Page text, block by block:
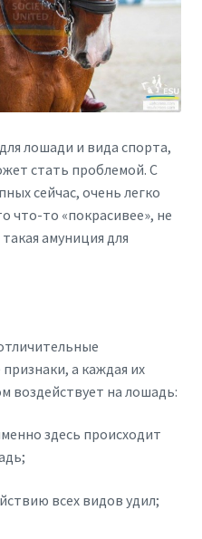
лошади и вида спорта,
стать проблемой. С
сейчас, очень легко
что-то «покрасивее», не
амуниция для
а каждая их
воздействует на лошадь:
здесь происходит
всех видов удил;